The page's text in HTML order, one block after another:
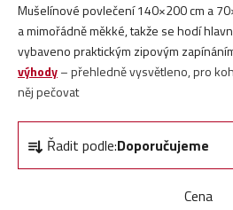
Mušelínové povlečení 140×200 cm a
a mimořádně měkké, takže se hodí
vybaveno praktickým zipovým
výhody– přehledně vysvětleno, pro
něj pečovat
z
Řadit podle:Doporučujeme
Cena